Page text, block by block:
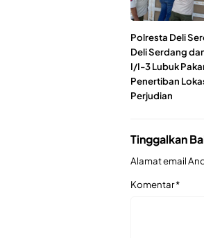
Polresta Deli
Deli Serdang
I/I-3 Lubuk
Penertiban
Perjudian
Tinggalkan
Alamat email
Komentar*